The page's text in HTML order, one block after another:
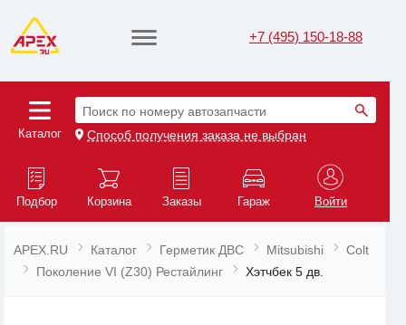
+7 (495) 150-18-88
Каталог
Поиск по номеру автозапчасти
Способ получения заказа не выбран
Подбор Корзина Заказы Гараж Войти
APEX.RU Каталог Герметик ДВС Mitsubishi
Colt
Поколение VI (Z30) Рестайлинг
Хэтчбек 5 дв.